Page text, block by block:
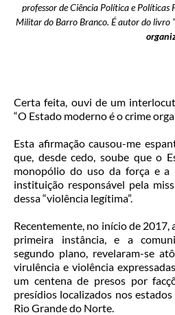
professor de Ciência Política e Políticas
Militar do Barro Branco. É autor do livro ”
Certa feita, ouvi de um
“O Estado moderno é o crime
Esta afirmação causou-me
que, desde cedo, soube que o
monopólio do uso da força e
instituição responsável pela
dessa “violência legítima”.
Recentemente, no início de 2017,
primeira instância, e a
segundo plano, revelaram-se
virulência e violência
um centena de presos por
presídios localizados nos
Rio Grande do Norte.